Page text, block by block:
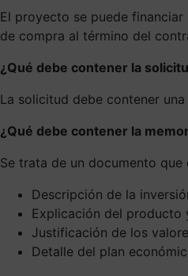
El proyecto se puede
de compra al término del
¿Qué debe contener la
La solicitud debe contener
¿Qué debe contener la
Se trata de un documento
Descripción de la
Explicación del producto
Justificación de los
Detalle del plan